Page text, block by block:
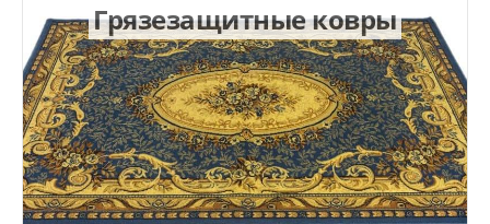
Грязезащитные ковры